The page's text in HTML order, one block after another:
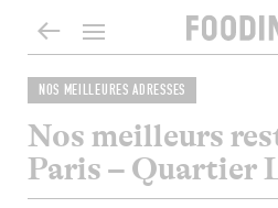
NOS MEILLEURES ADRESSES
Nos meilleurs
Paris – Quartier